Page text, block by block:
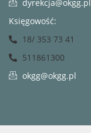
dyrekcja@okgg.pl
Księgowość:
18/ 353 73 41
511861300
okgg@okgg.pl